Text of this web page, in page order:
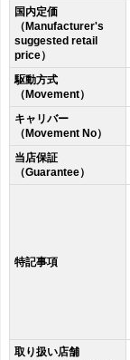
国内定価
（Manufacturer's
suggested retail
price）
駆動方式
（Movement）
キャリバー
（Movement No）
当店保証
（Guarantee）
特記事項
取り扱い店舗